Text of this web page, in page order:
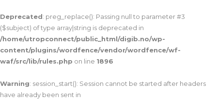
Deprecated: preg_replace(): Passing null to parameter #3
($subject) of type array|string is deprecated in
/home/utropconnect/public_html/digib.no/wp-
content/plugins/wordfence/vendor/wordfence/wf-
waf/src/lib/rules.php on line 1896
Warning: session_start(): Session cannot be started after headers
have already been sent in